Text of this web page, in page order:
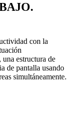
con la
estructura de
de pantalla usando
simultáneamente.